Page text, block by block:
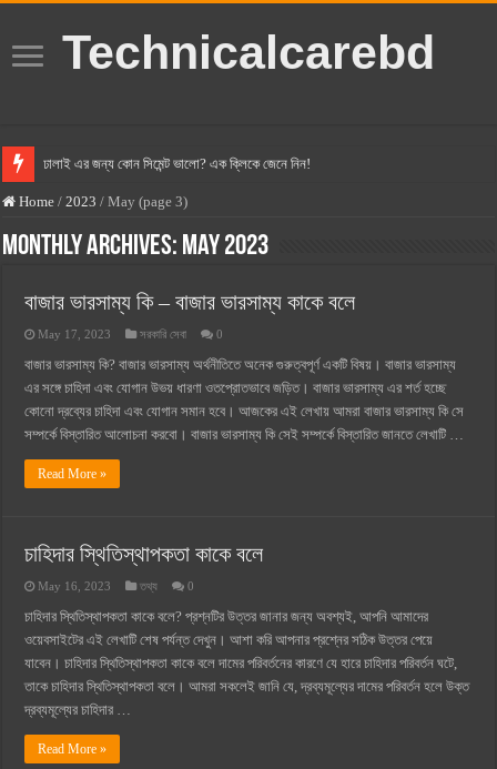
Technicalcarebd
ঢালাই এর জন্য কোন সিমেন্ট ভালো? এক ক্লিকে জেনে নিন!
বসুন্ধরা সিমেন্ট এর দাম ২০২৫
স্ক্যান সিমেন্ট এর দাম ২০২৫
সুপারক্রিট সিমেন্ট দাম ২০২৫
জুডিশিয়াল ম্যাজিস্ট্রেট কি? জুডিশিয়াল ম্যাজিস্ট্রেট এর সুযোগ সুবিধা
ওয়ালটন মোবাইল কিস্তিতে কেনার নিয়ম ২০২৫
ওয়ালটন টিভি কিস্তিতে কেনার নিয়ম ২০২৫
গ্রামে লাভজনক ব্যবসা ২০২৫ ও গ্রামের বাজারে ব্যবসার আইডিয়া
জেনে নিন, বর্তমানে মোবাইল ঘড়ি দাম কত ২০২৫
Home / 2023 / May (page 3)
Monthly Archives: May 2023
বাজার ভারসাম্য কি – বাজার ভারসাম্য কাকে বলে
May 17, 2023 সরকারি সেবা 0
বাজার ভারসাম্য কি? বাজার ভারসাম্য অর্থনীতিতে অনেক গুরুত্বপূর্ণ একটি বিষয়। বাজার ভারসাম্য
এর সঙ্গে চাহিদা এবং যোগান উভয় ধারণা ওতপ্রোতভাবে জড়িত। বাজার ভারসাম্য এর শর্ত হচ্ছে
কোনো দ্রব্যের চাহিদা এবং যোগান সমান হবে। আজকের এই লেখায় আমরা বাজার ভারসাম্য কি সে
সম্পর্কে বিস্তারিত আলোচনা করবো। বাজার ভারসাম্য কি সেই সম্পর্কে বিস্তারিত জানতে লেখাটি …
Read More »
চাহিদার স্থিতিস্থাপকতা কাকে বলে
May 16, 2023 তথ্য 0
চাহিদার স্থিতিস্থাপকতা কাকে বলে? প্রশ্নটির উত্তর জানার জন্য অবশ্যই, আপনি আমাদের
ওয়েবসাইটের এই লেখাটি শেষ পর্যন্ত দেখুন। আশা করি আপনার প্রশ্নের সঠিক উত্তর পেয়ে
যাবেন। চাহিদার স্থিতিস্থাপকতা কাকে বলে দামের পরিবর্তনের কারণে যে হারে চাহিদার পরিবর্তন ঘটে,
তাকে চাহিদার স্থিতিস্থাপকতা বলে। আমরা সকলেই জানি যে, দ্রব্যমূল্যের দামের পরিবর্তন হলে উক্ত
দ্রব্যমূল্যের চাহিদার …
Read More »